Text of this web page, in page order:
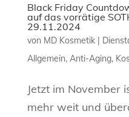
Black Friday
auf das vorrätige
29.11.2024
von MD Kosmetik|
Allgemein, Anti-Aging,
Jetzt im November
mehr weit und